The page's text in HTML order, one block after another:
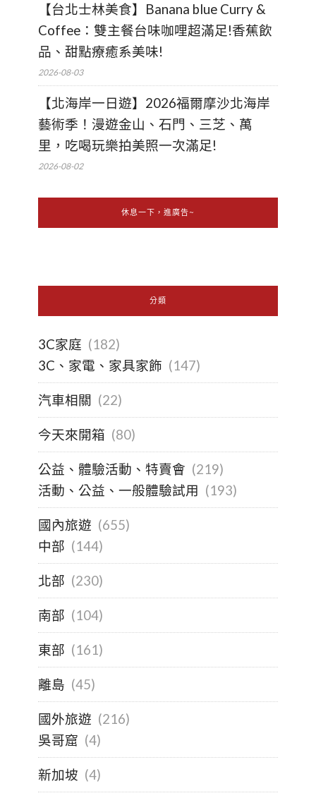
【台北士林美食】Banana blue Curry &
Coffee：雙主餐台味咖哩超滿足!香蕉飲
品、甜點療癒系美味!
2026-08-03
【北海岸一日遊】2026福爾摩沙北海岸
藝術季！漫遊金山、石門、三芝、萬
里，吃喝玩樂拍美照一次滿足!
2026-08-02
休息一下，進廣告~
分類
3C家庭 (182)
3C、家電、家具家飾 (147)
汽車相關 (22)
今天來開箱 (80)
公益、體驗活動、特賣會 (219)
活動、公益、一般體驗試用 (193)
國內旅遊 (655)
中部 (144)
北部 (230)
南部 (104)
東部 (161)
離島 (45)
國外旅遊 (216)
吳哥窟 (4)
新加坡 (4)